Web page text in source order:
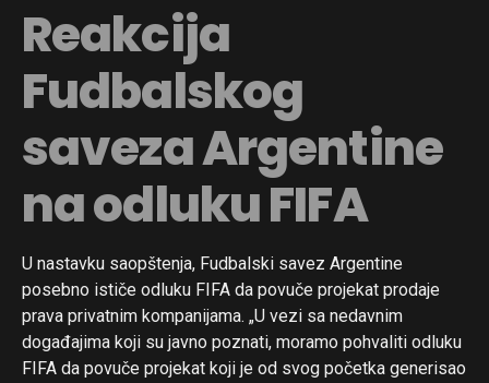
Reakcija
Fudbalskog
saveza Argentine
na odluku FIFA
U nastavku saopštenja, Fudbalski savez Argentine
posebno ističe odluku FIFA da povuče projekat prodaje
prava privatnim kompanijama. „U vezi sa nedavnim
događajima koji su javno poznati, moramo pohvaliti odluku
FIFA da povuče projekat koji je od svog početka generisao